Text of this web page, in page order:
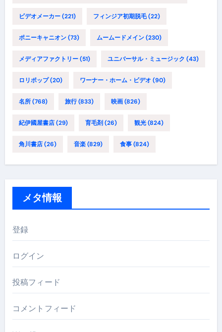
ビデオメーカー(221) フィンジア初期脱毛(22)
ポニーキャニオン(73) ムームードメイン(230)
メディアファクトリー(51) ユニバーサル・ミュージック (43)
ロリポップ(20) ワーナー・ホーム・ビデオ (90)
名所(768) 旅行(833) 映画(826)
紀伊國屋書店(29) 育毛剤(26) 観光(824)
角川書店(26) 音楽(829) 食事(824)
メタ情報
登録
ログイン
投稿フィード
コメントフィード